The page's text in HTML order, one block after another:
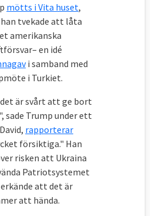
mötts i Vita huset,
tvekade att låta
amerikanska
en idé
i samband med
i Turkiet.
är svårt att ge bort
sade Trump under ett
rapporterar
försiktiga." Han
risken att Ukraina
Patriotsystemet
att det är
att hända.